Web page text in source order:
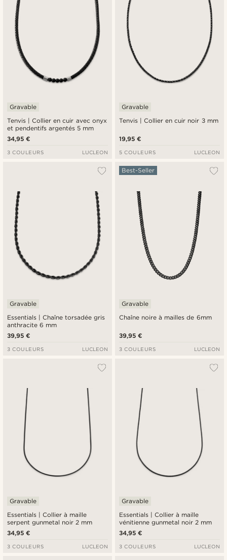
Tenvis | Collier en cuir avec onyx
et pendentifs argentés 5 mm
Gravable
34,95 €
3 COULEURS LUCLEON
Tenvis | Collier en cuir noir 3 mm
Gravable
19,95 €
5 COULEURS LUCLEON
Essentials | Chaîne torsadée gris
anthracite 6 mm
Gravable
39,95 €
3 COULEURS LUCLEON
Chaîne noire à mailles de 6mm
Best-Seller
Gravable
39,95 €
3 COULEURS LUCLEON
Essentials | Collier à maille
serpent gunmetal noir 2 mm
Gravable
34,95 €
3 COULEURS LUCLEON
Essentials | Collier à maille
vénitienne gunmetal noir 2 mm
Gravable
34,95 €
3 COULEURS LUCLEON